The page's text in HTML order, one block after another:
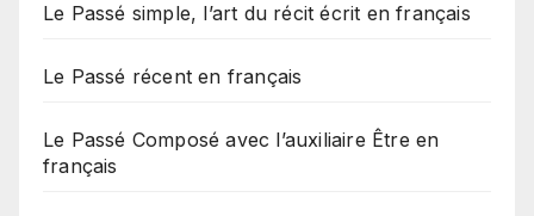
Le Passé simple, l’art du récit écrit en français
Le Passé récent en français
Le Passé Composé avec l’auxiliaire Être en
français